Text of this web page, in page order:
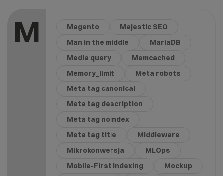
M Magento
Majestic SEO
Man in the middle
MariaDB
Media query
Memcached
Memory_limit
Meta robots
Meta tag canonical
Meta tag description
Meta tag noindex
Meta tag title
Middleware
Mikrokonwersja
MLOps
Mobile-First Indexing
Mockup